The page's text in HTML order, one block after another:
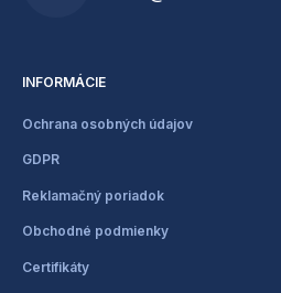
INFORMÁCIE
Ochrana osobných údajov
GDPR
Reklamačný poriadok
Obchodné podmienky
Certifikáty